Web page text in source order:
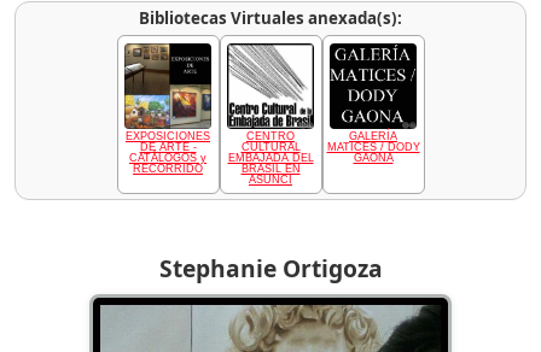
Stephanie Ortigoza
Bibliotecas Virtuales anexada(s):
EXPOSICIONES
DE ARTE -
CATÁLOGOS y
RECORRIDO
CENTRO
CULTURAL
EMBAJADA DEL
BRASIL EN
ASUNCI
GALERÍA
MATICES / DODY
GAONA